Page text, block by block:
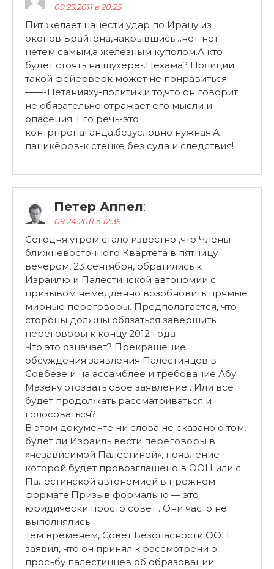
09.23.2011 в 20:25
Пит желает нанести удар по Ирану из
окопов Брайтона,накрывшись…нет-нет
нетем самым,а железным куполом.А кто
будет стоять на шухере-.Нехама? Полиции
такой фейерверк может не понравиться!
——-Нетанияху-политик,и то,что он говорит
не обязательно отражает его мысли и
опасения. Его речь-это
контрпропаганда,безусловно нужная.А
паникёров-к стенке без суда и следствия!
Петер Аппел:
09.24.2011 в 12:36
Сегодня утром стало известно ,что Члены
ближневосточного Квартета в пятницу
вечером, 23 сентября, обратились к
Израилю и Палестинской автономии с
призывом немедленно возобновить прямые
мирные переговоры. Предполагается, что
стороны должны обязаться завершить
переговоры к концу 2012 года
Что это означает? Прекращение
обсуждения заявления Палестинцев в
Совбезе и на ассамблее и требование Абу
Мазену отозвать свое заявление . Или все
будет продолжать рассматриваться и
голосоваться?
В этом документе ни слова не сказано о том,
будет ли Израиль вести переговоры в
«независимой Палестиной», появление
которой будет провозглашено в ООН или с
Палестинской автономией в прежнем
формате.Призыв формально — это
юридически просто совет . Они часто не
выполнялись
Тем временем, Совет Безопасности ООН
заявил, что он принял к рассмотрению
просьбу палестинцев об образовании